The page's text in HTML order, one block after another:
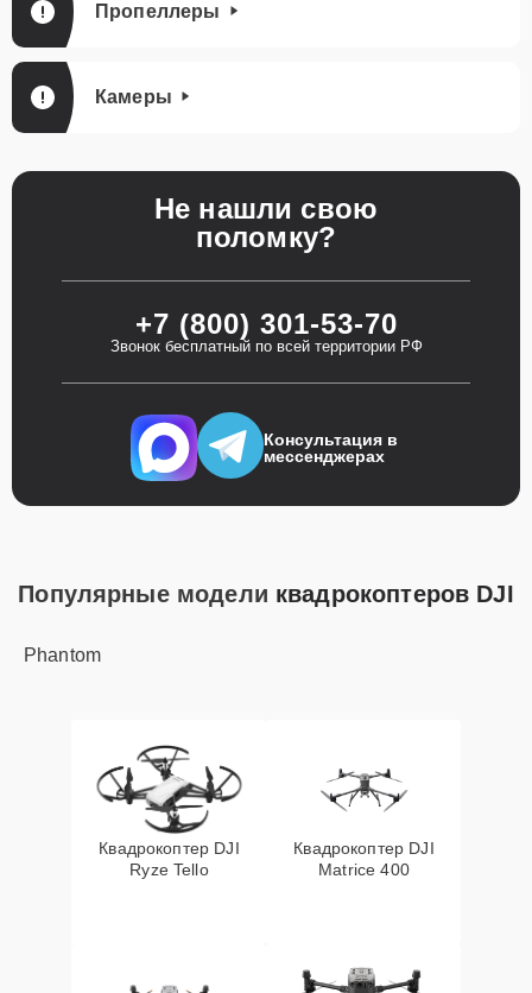
Пропеллеры
Камеры
Не нашли свою
поломку?
+7 (800) 301-53-70
Звонок бесплатный по всей территории РФ
Консультация в
мессенджерах
Популярные модели квадрокоптеров DJI
Phantom
Квадрокоптер DJI
Ryze Tello
Квадрокоптер DJI
Matrice 400